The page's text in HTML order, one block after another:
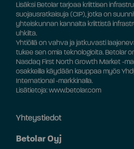
Lisäksi Betolar tarjoaa kriittisen
suojausratkaisuja (CIP), jotka on
yhteiskunnan kannalta kriittistä
uhkilta.
Yhtiöllä on vahva ja jatkuvasti
tukee sen omia teknologioita. Betolar
Nasdaq First North Growth Market -
osakkeilla käydään kauppaa myös
International -markkinalla.
Lisätietoja: www.betolar.com
Yhteystiedot
Betolar Oyj